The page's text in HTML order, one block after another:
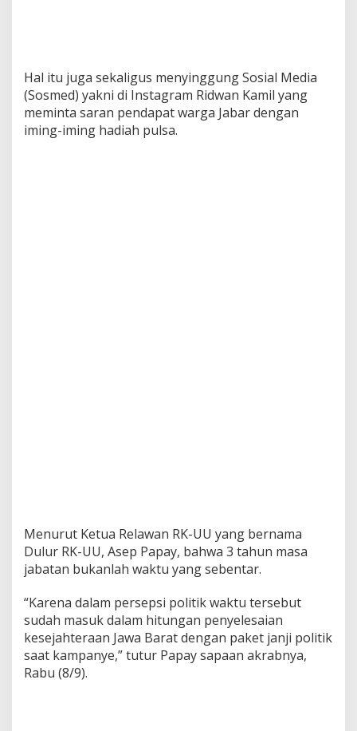
Hal itu juga sekaligus menyinggung Sosial Media
(Sosmed) yakni di Instagram Ridwan Kamil yang
meminta saran pendapat warga Jabar dengan
iming-iming hadiah pulsa.
Menurut Ketua Relawan RK-UU yang bernama
Dulur RK-UU, Asep Papay, bahwa 3 tahun masa
jabatan bukanlah waktu yang sebentar.
“Karena dalam persepsi politik waktu tersebut
sudah masuk dalam hitungan penyelesaian
kesejahteraan Jawa Barat dengan paket janji politik
saat kampanye,” tutur Papay sapaan akrabnya,
Rabu (8/9).